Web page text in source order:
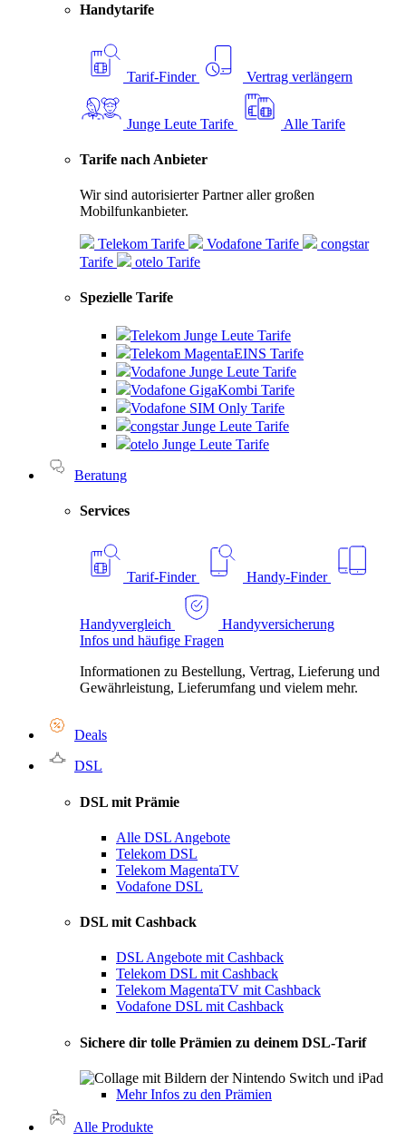
Handytarife
Tarif-Finder Vertrag verlängern
Junge Leute Tarife Alle Tarife
Tarife nach Anbieter
Wir sind autorisierter Partner aller großen
Mobilfunkanbieter.
Telekom Tarife Vodafone Tarife
congstar
Tarife
otelo Tarife
Spezielle Tarife
Telekom Junge Leute Tarife
Telekom MagentaEINS Tarife
Vodafone Junge Leute Tarife
Vodafone GigaKombi Tarife
Vodafone SIM Only Tarife
congstar Junge Leute Tarife
otelo Junge Leute Tarife
Beratung
Services
Tarif-Finder Handy-Finder
Handyvergleich
Handyversicherung
Infos und häufige Fragen
Informationen zu Bestellung, Vertrag, Lieferung und
Gewährleistung, Lieferumfang und vielem mehr.
Deals
DSL
DSL mit Prämie
Alle DSL Angebote
Telekom DSL
Telekom MagentaTV
Vodafone DSL
DSL mit Cashback
DSL Angebote mit Cashback
Telekom DSL mit Cashback
Telekom MagentaTV mit Cashback
Vodafone DSL mit Cashback
Sichere dir tolle Prämien zu deinem DSL-Tarif
Mehr Infos zu den Prämien
Alle Produkte